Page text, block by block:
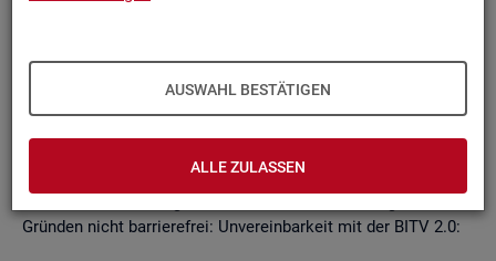
AUSWAHL BESTÄTIGEN
ALLE ZULASSEN
kon­ti­nu­ier­lich durch­ge­führt wer­den.
Die Web­sei­ten sind mit den ge­nann­ten An­for­de­run­gen teil­
Grün­den nicht bar­rie­re­frei: Un­ver­ein­bar­keit mit der BITV 2.0: